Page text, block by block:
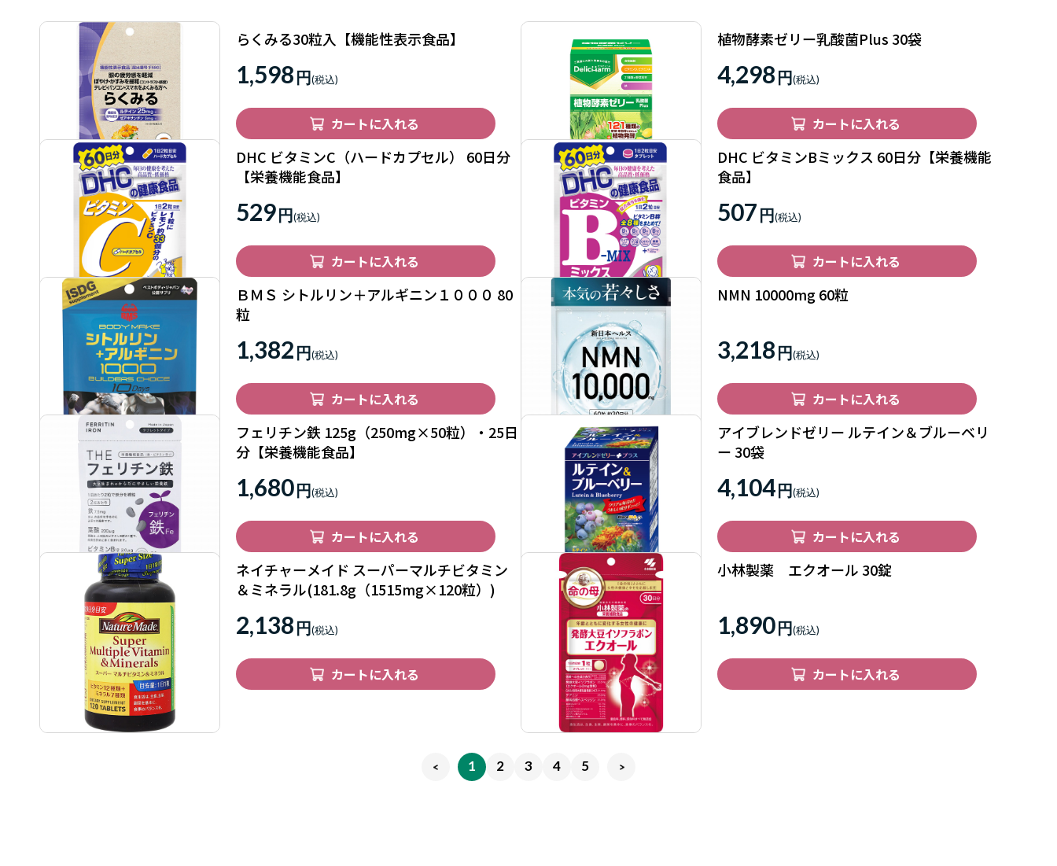
らくみる30粒入【機能性表示食品】
1,598 円
カートに入れる
植物酵素ゼリー乳酸菌Plus 30袋
4,298 円
カートに入れる
DHC ビタミンC（ハードカプセル） 60日分
【栄養機能食品】
529 円
カートに入れる
DHC ビタミンBミックス 60日分【栄養機能
食品】
507 円
カートに入れる
ＢＭＳ シトルリン＋アルギニン１０００ 80
粒
1,382 円
カートに入れる
NMN 10000mg 60粒
3,218 円
カートに入れる
フェリチン鉄 125g（250mg×50粒）・25日
分【栄養機能食品】
1,680 円
カートに入れる
アイブレンドゼリー ルテイン＆ブルーベリ
ー 30袋
4,104 円
カートに入れる
ネイチャーメイド スーパーマルチビタミン
＆ミネラル(181.8g（1515mg×120粒）)
2,138 円
カートに入れる
小林製薬 エクオール 30錠
1,890 円
カートに入れる
1 2 3 4 5